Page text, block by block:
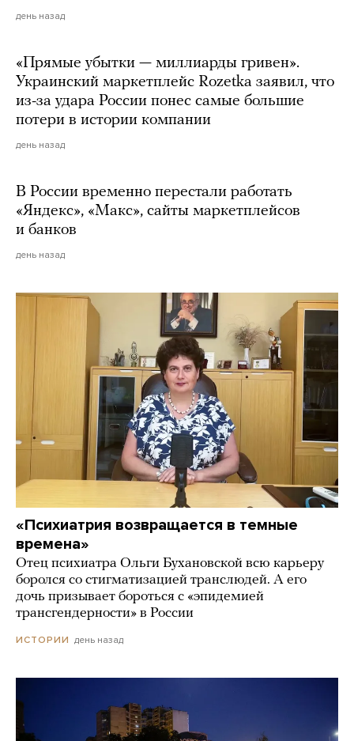
день назад
«Прямые убытки — миллиарды гривен».
Украинский маркетплейс Rozetka заявил, что
из-за удара России понес самые большие
потери в истории компании
день назад
В России временно перестали работать
«Яндекс», «Макс», сайты маркетплейсов
и банков
день назад
«Психиатрия возвращается в темные
времена»
Отец психиатра Ольги Бухановской всю карьеру
боролся со стигматизацией транслюдей. А его
дочь призывает бороться с «эпидемией
трансгендерности» в России
ИСТОРИИ день назад